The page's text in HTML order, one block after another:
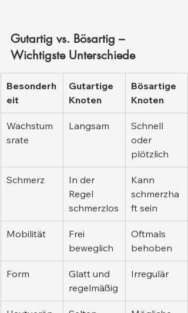
Gutartig vs. Bösartig –
Wichtigste Unterschiede
Besonderh
eit
Gutartige
Knoten
Bösartige
Knoten
Wachstum
srate
Langsam
Schnell
oder
plötzlich
Schmerz
In der
Regel
schmerzlos
Kann
schmerzha
ft sein
Mobilität
Frei
beweglich
Oftmals
behoben
Form
Glatt und
regelmäßig
Irregulär